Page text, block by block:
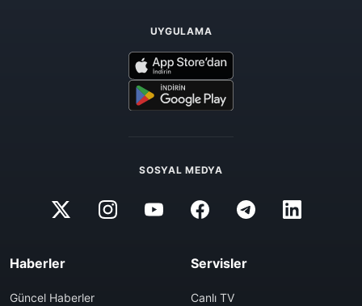
UYGULAMA
SOSYAL MEDYA
Haberler
Güncel Haberler
Servisler
Canlı TV